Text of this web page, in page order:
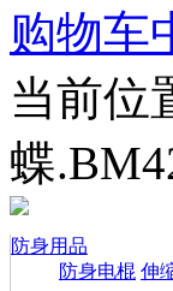
购物车
当前位
蝶
防身用品
防身电棍 伸